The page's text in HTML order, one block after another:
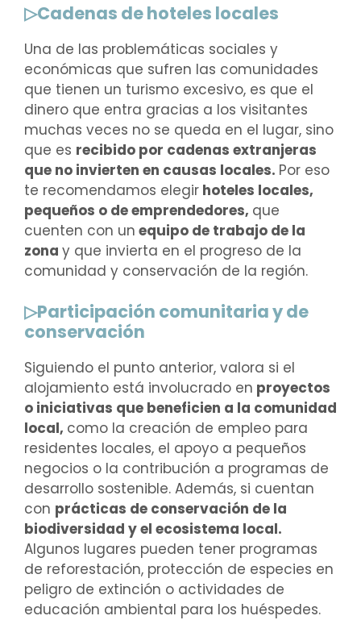
▷Cadenas de hoteles locales
Una de las problemáticas sociales y
económicas que sufren las comunidades
que tienen un turismo excesivo, es que el
dinero que entra gracias a los visitantes
muchas veces no se queda en el lugar, sino
que es recibido por cadenas extranjeras
que no invierten en causas locales. Por eso
te recomendamos elegir hoteles locales,
pequeños o de emprendedores, que
cuenten con un equipo de trabajo de la
zona y que invierta en el progreso de la
comunidad y conservación de la región.
▷Participación comunitaria y de
conservación
Siguiendo el punto anterior, valora si el
alojamiento está involucrado en proyectos
o iniciativas que beneficien a la comunidad
local, como la creación de empleo para
residentes locales, el apoyo a pequeños
negocios o la contribución a programas de
desarrollo sostenible. Además, si cuentan
con prácticas de conservación de la
biodiversidad y el ecosistema local.
Algunos lugares pueden tener programas
de reforestación, protección de especies en
peligro de extinción o actividades de
educación ambiental para los huéspedes.